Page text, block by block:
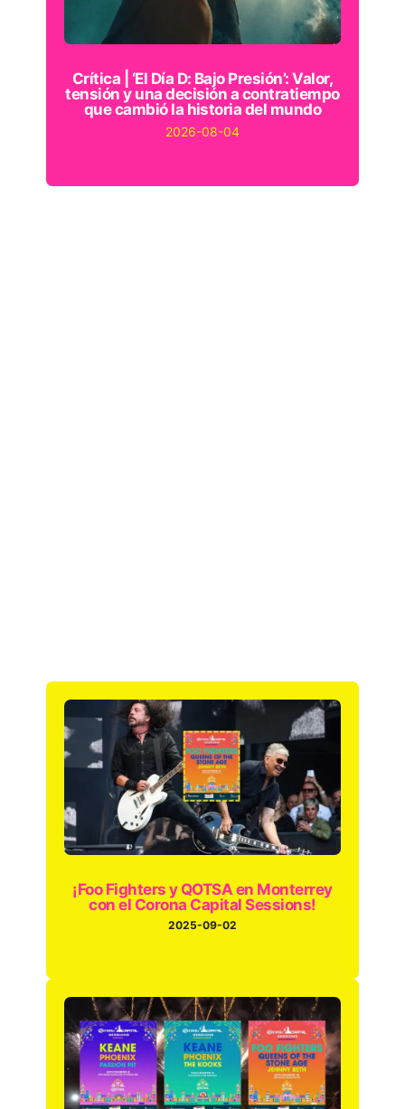
Crítica | ‘El Día D: Bajo Presión’: Valor,
tensión y una decisión a contratiempo
que cambió la historia del mundo
2026-08-04
¡Foo Fighters y QOTSA en Monterrey
con el Corona Capital Sessions!
2025-09-02